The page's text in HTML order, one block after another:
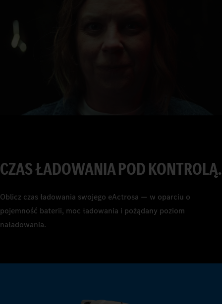
CZAS ŁADOWANIA POD KONTROLĄ.
Oblicz czas ładowania swojego eActrosa — w oparciu o
pojemność baterii, moc ładowania i pożądany poziom
naładowania.
6
7
8
9